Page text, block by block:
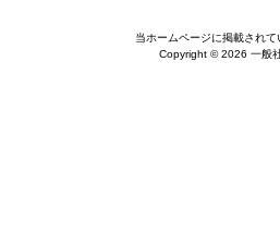
当ホームページに掲載され
Copyright © 2026 一般